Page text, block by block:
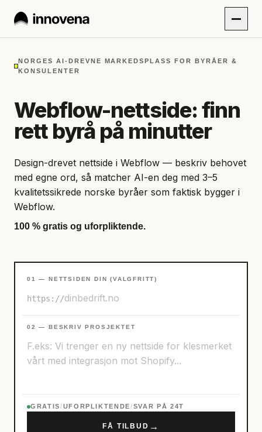
NORGES AI-DREVNE MARKEDSPLASS FOR BYRÅER &
KONSULENTER
Webflow-nettside: finn
rett byrå på minutter
Design-drevet nettside i Webflow — beskriv behovet
med egne ord, så matcher AI-en deg med 3–5
kvalitetssikrede norske byråer som faktisk bygger i
Webflow.
100 % gratis og uforpliktende.
01 — NETTSIDEN DIN (VALGFRITT)
https://
02 — BESKRIV PROSJEKTET
GRATIS/UFORPLIKTENDE/SVAR PÅ 24T
FÅ TILBUD →